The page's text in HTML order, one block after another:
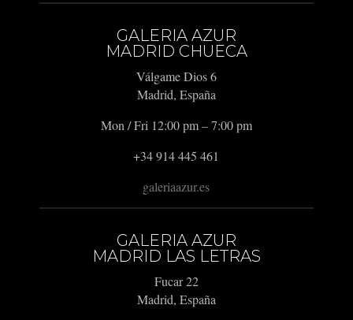
GALERIA AZUR
MADRID CHUECA
Válgame Dios 6
Madrid, España
Mon / Fri 12:00 pm – 7:00 pm
+34 914 445 461
galeriaazur.es
GALERIA AZUR
MADRID LAS LETRAS
Fucar 22
Madrid, España